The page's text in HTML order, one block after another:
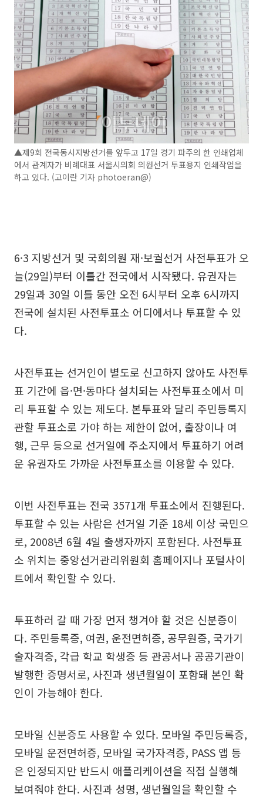
▲제9회 전국동시지방선거를 앞두고 17일 경기 파주의 한 인쇄업체
에서 관계자가 비례대표 서울시의회 의원선거 투표용지 인쇄작업을
하고 있다. (고이란 기자 photoeran@)
6·3 지방선거 및 국회의원 재·보궐선거 사전투표가 오
늘(29일)부터 이틀간 전국에서 시작됐다. 유권자는
29일과 30일 이틀 동안 오전 6시부터 오후 6시까지
전국에 설치된 사전투표소 어디에서나 투표할 수 있
다.
사전투표는 선거인이 별도로 신고하지 않아도 사전투
표 기간에 읍·면·동마다 설치되는 사전투표소에서 미
리 투표할 수 있는 제도다. 본투표와 달리 주민등록지
관할 투표소로 가야 하는 제한이 없어, 출장이나 여
행, 근무 등으로 선거일에 주소지에서 투표하기 어려
운 유권자도 가까운 사전투표소를 이용할 수 있다.
이번 사전투표는 전국 3571개 투표소에서 진행된다.
투표할 수 있는 사람은 선거일 기준 18세 이상 국민으
로, 2008년 6월 4일 출생자까지 포함된다. 사전투표
소 위치는 중앙선거관리위원회 홈페이지나 포털사이
트에서 확인할 수 있다.
투표하러 갈 때 가장 먼저 챙겨야 할 것은 신분증이
다. 주민등록증, 여권, 운전면허증, 공무원증, 국가기
술자격증, 각급 학교 학생증 등 관공서나 공공기관이
발행한 증명서로, 사진과 생년월일이 포함돼 본인 확
인이 가능해야 한다.
모바일 신분증도 사용할 수 있다. 모바일 주민등록증,
모바일 운전면허증, 모바일 국가자격증, PASS 앱 등
은 인정되지만 반드시 애플리케이션을 직접 실행해
보여줘야 한다. 사진과 성명, 생년월일을 확인할 수